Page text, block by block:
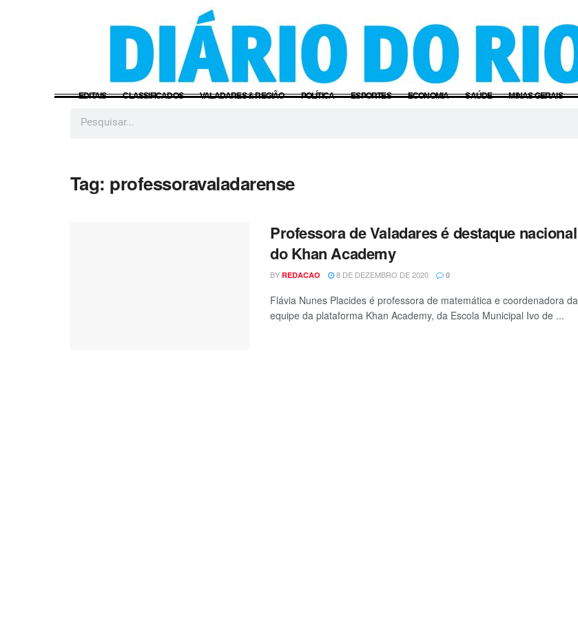
EDITAIS CLASSIFICADOS VALADARES & REGIÃO POLÍTICA ESPORTES ECONOMIA SAÚDE MINAS GERAIS
Tag: professoravaladarense
Professora de Valadares é destaque nacional
do Khan Academy
BY REDACAO 8 DE DEZEMBRO DE 2020 0
Flávia Nunes Placides é professora de matemática e coordenadora da
equipe da plataforma Khan Academy, da Escola Municipal Ivo de ...